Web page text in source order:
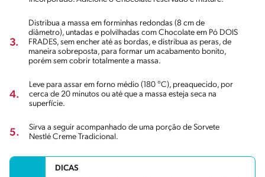
3.
Distribua a massa em forminhas redondas (8 cm de
diâmetro), untadas e polvilhadas com Chocolate em Pó DOIS
FRADES, sem encher até as bordas, e distribua as peras, de
maneira sobreposta, para formar um acabamento bonito,
porém sem cobrir totalmente a massa.
4.
Leve para assar em forno médio (180 °C), preaquecido, por
cerca de 20 minutos ou até que a massa esteja seca na
superfície.
5.
Sirva a seguir acompanhado de uma porção de Sorvete
Nestlé Creme Tradicional.
DICAS